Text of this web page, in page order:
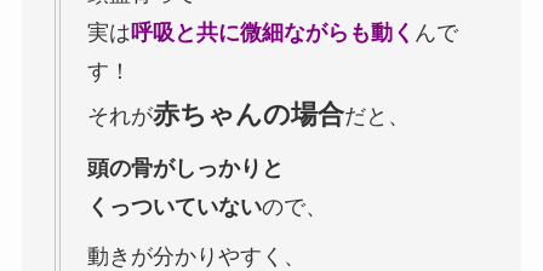
実は呼吸と共に微細ながらも動く んで
す！
それが赤ちゃんの場合だと、
頭の骨がしっかりと
くっついていないので、
動きが分かりやすく、